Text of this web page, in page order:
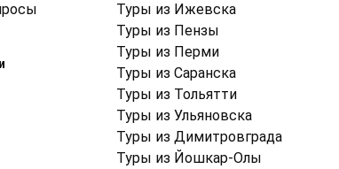
Туры из Ижевска
Туры из Пензы
Туры из Перми
Туры из Саранска
Туры из Тольятти
Туры из Ульяновска
Туры из Димитровграда
Туры из Йошкар-Олы